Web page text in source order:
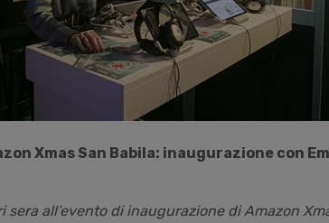
Xmas San Babila: inaugurazione con
sera all’evento di inaugurazione di Amazon